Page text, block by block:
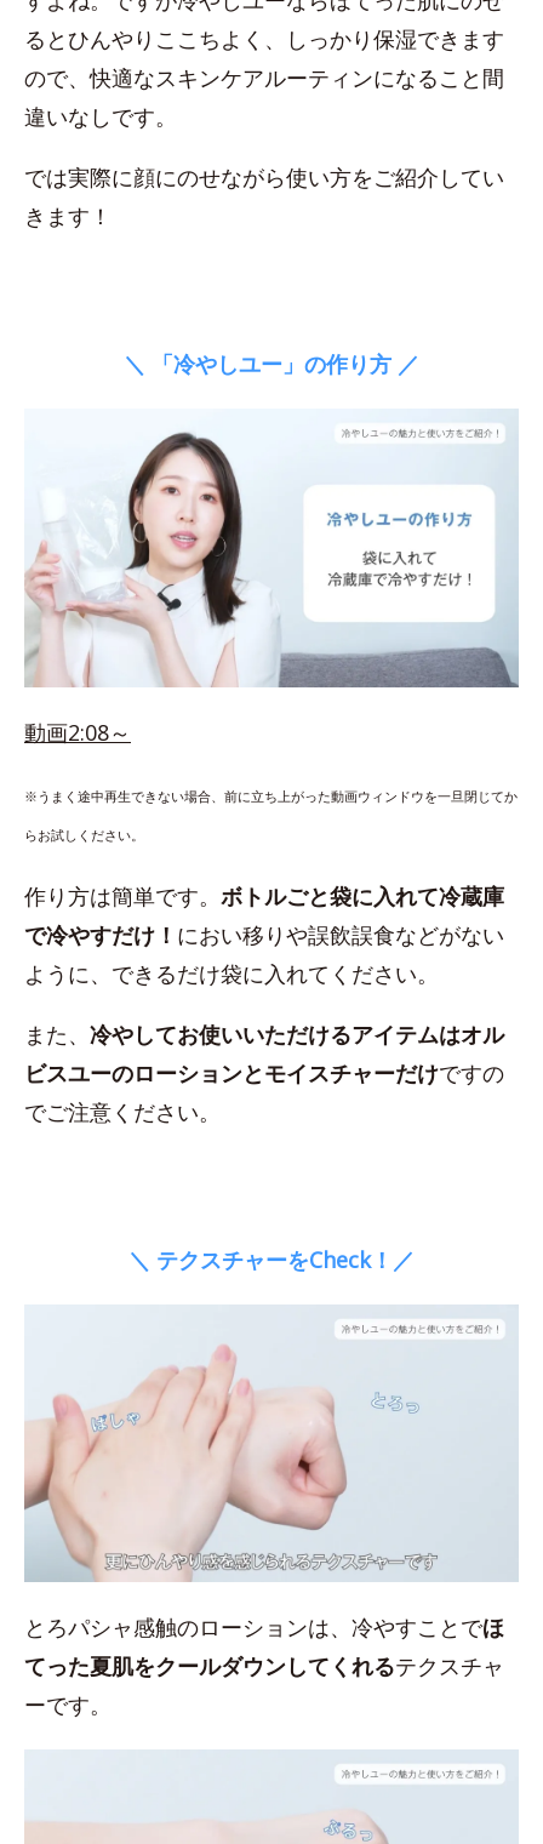
るとひんやりここちよく、しっかり保湿できます
ので、快適なスキンケアルーティンになること間
違いなしです。
では実際に顔にのせながら使い方をご紹介してい
きます！
＼ 「冷やしユー」の作り方 ／
動画2:08～
※うまく途中再生できない場合、前に立ち上がった動画ウィンドウを一旦閉じてか
らお試しください。
作り方は簡単です。 ボトルごと袋に入れて冷蔵庫
で冷やすだけ！ におい移りや誤飲誤食などがない
ように、できるだけ袋に入れてください。
また、 冷やしてお使いいただけるアイテムはオル
ビスユーのローションとモイスチャーだけですの
でご注意ください。
＼ テクスチャーをCheck！／
とろパシャ感触のローションは、冷やすことでほ
てった夏肌をクールダウンしてくれるテクスチャ
ーです。